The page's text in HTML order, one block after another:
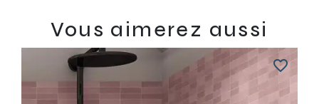
Vous aimerez aussi
favorite_border